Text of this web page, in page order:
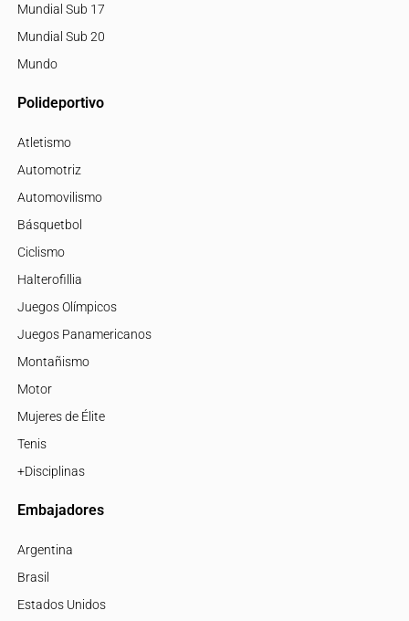
Mundial Sub 17
Mundial Sub 20
Mundo
Polideportivo
Atletismo
Automotriz
Automovilismo
Básquetbol
Ciclismo
Halterofillia
Juegos Olímpicos
Juegos Panamericanos
Montañismo
Motor
Mujeres de Élite
Tenis
+Disciplinas
Embajadores
Argentina
Brasil
Estados Unidos